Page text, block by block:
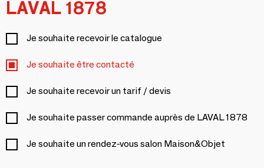
LAVAL 1878
Je souhaite recevoir le catalogue
Je souhaite être contacté
Je souhaite recevoir un tarif / devis
Je souhaite passer commande auprès de LAVAL 1878
Je souhaite un rendez-vous salon Maison&Objet